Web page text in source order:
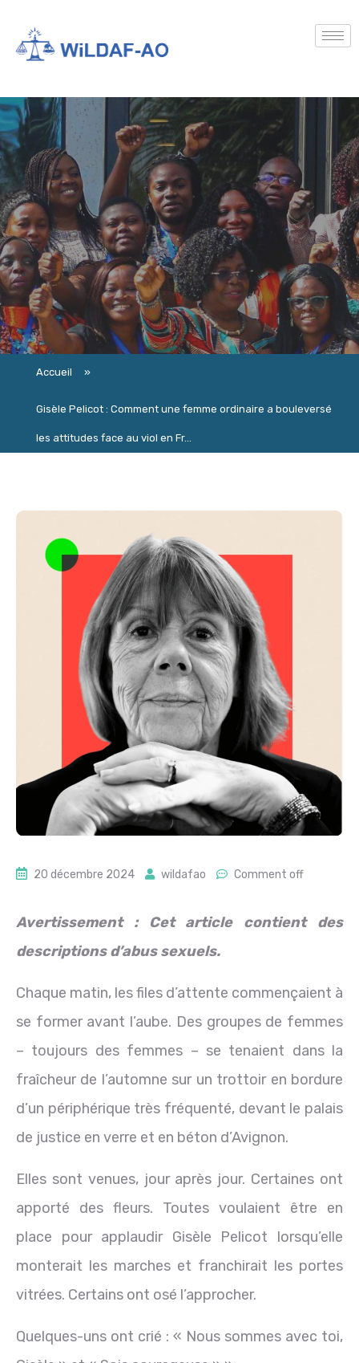
Accueil »
Gisèle Pelicot : Comment une femme ordinaire a bouleversé
les attitudes face au viol en Fr...
20 décembre 2024 wildafao Comment off
Avertissement : Cet article contient des
descriptions d’abus sexuels.
Chaque matin, les files d’attente commençaient à
se former avant l’aube. Des groupes de femmes
– toujours des femmes – se tenaient dans la
fraîcheur de l’automne sur un trottoir en bordure
d’un périphérique très fréquenté, devant le palais
de justice en verre et en béton d’Avignon.
Elles sont venues, jour après jour. Certaines ont
apporté des fleurs. Toutes voulaient être en
place pour applaudir Gisèle Pelicot lorsqu’elle
monterait les marches et franchirait les portes
vitrées. Certains ont osé l’approcher.
Quelques-uns ont crié : « Nous sommes avec toi,